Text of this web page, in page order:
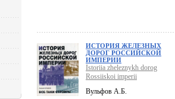
ИСТОРИЯ ЖЕЛЕЗНЫХ
ДОРОГ РОССИЙСКОЙ
ИМПЕРИИ
Istoriia zheleznykh dorog
Rossiiskoi imperii
Вульфов А.Б.